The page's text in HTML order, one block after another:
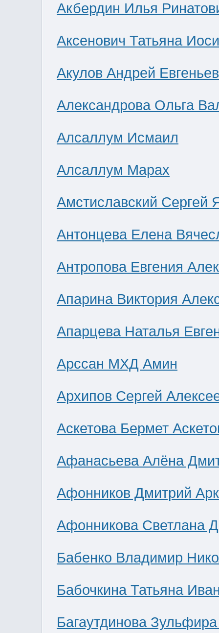
Акбердин Илья
Аксенович Татьяна
Акулов Андрей
Александрова Ольга
Алсаллум Исмаил
Алсаллум Марах
Амстиславский Сергей
Антонцева Елена
Антропова Евгения
Апарина Виктория
Апарцева Наталья
Арссан МХД Амин
Архипов Сергей
Аскетова Бермет
Афанасьева Алёна
Афонников Дмитрий
Афонникова Светлана
Бабенко Владимир
Бабочкина Татьяна
Багаутдинова